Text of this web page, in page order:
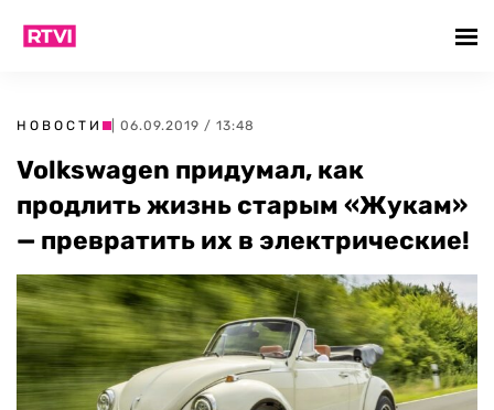
НОВОСТИ | 06.09.2019 / 13:48
Volkswagen придумал, как
продлить жизнь старым «Жукам»
— превратить их в электрические!